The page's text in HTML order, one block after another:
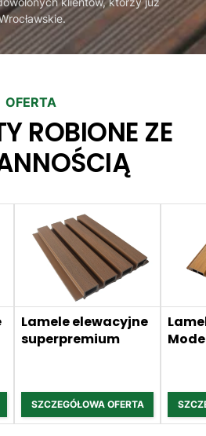
OFERTA
ROBIONE ZE
Lamele elewacyjne
superpremium
SZCZEGÓŁOWA OFERTA